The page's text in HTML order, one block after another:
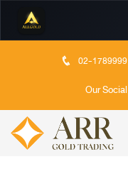
02-1789999
Our Social